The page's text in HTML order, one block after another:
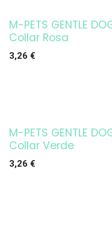
M-PETS GENTLE
Collar Rosa
3,26 €
M-PETS GENTLE
Collar Verde
3,26 €